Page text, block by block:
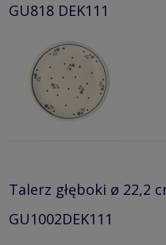
GU818 DEK111
Talerz głęboki ø 22,2
GU1002DEK111